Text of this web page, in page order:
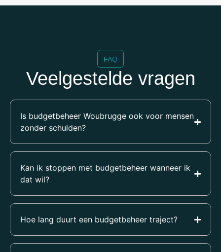
FAQ
Veelgestelde vragen
Is budgetbeheer Woubrugge ook voor mensen
zonder schulden?
Kan ik stoppen met budgetbeheer wanneer ik
dat wil?
Hoe lang duurt een budgetbeheer traject?